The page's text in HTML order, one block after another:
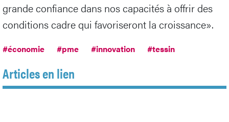
grande confiance dans nos capacités à offrir des
conditions cadre qui favoriseront la croissance».
#économie #pme #innovation #tessin
Articles en lien